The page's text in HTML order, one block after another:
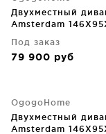
Двухместный
Amsterdam
Под заказ
79 900 руб
OgogoHome
Двухместный
Amsterdam